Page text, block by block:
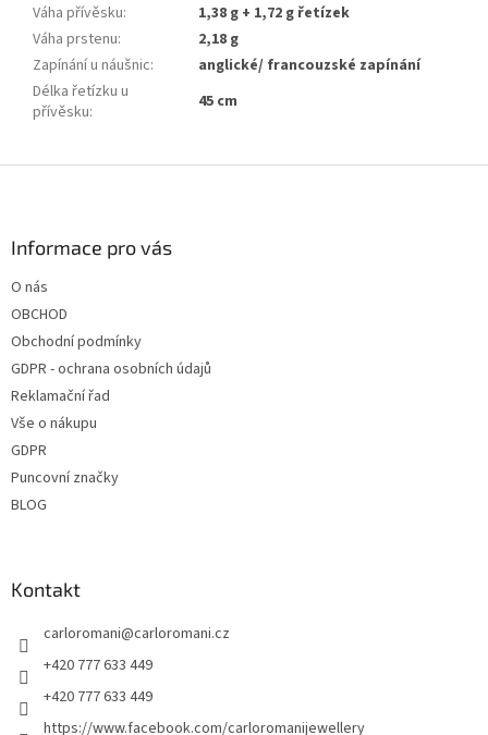
Váha přívěsku:
1,38 g + 1,72 g řetízek
Váha prstenu:
2,18 g
Zapínání u náušnic:
anglické/ francouzské zapínání
Délka řetízku u
přívěsku: 45 cm
Informace pro vás
O nás
OBCHOD
Obchodní podmínky
GDPR - ochrana osobních údajů
Reklamační řad
Vše o nákupu
GDPR
Puncovní značky
BLOG
Kontakt
carloromani@carloromani.cz
+420 777 633 449
+420 777 633 449
https://www.facebook.com/carloromanijewellery